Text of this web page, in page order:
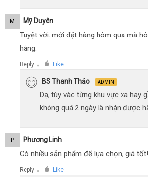
M Mỹ Duyên
Tuyệt vời, mới đặt hàng hôm qua mà
hàng.
Reply ● Like
BS Thanh Thảo ADMIN
Dạ, tùy vào từng khu vực xa hay
không quá 2 ngày là nhận được
P Phương Linh
Có nhiều sản phẩm để lựa chọn, giá tốt!
Reply ● Like